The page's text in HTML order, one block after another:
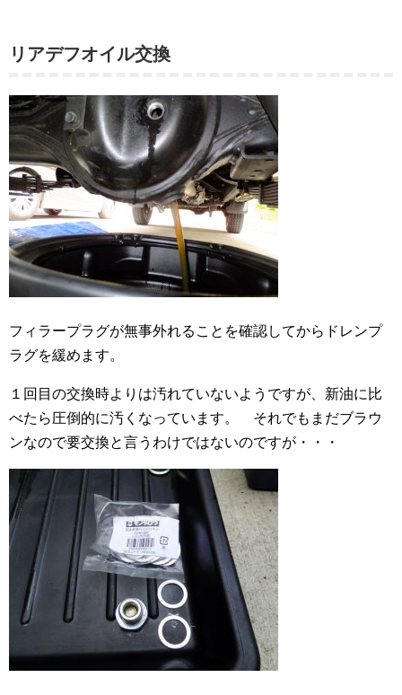
リアデフオイル交換
フィラープラグが無事外れることを確認してからドレンプ
ラグを緩めます。
１回目の交換時よりは汚れていないようですが、新油に比
べたら圧倒的に汚くなっています。 それでもまだブラウ
ンなので要交換と言うわけではないのですが・・・